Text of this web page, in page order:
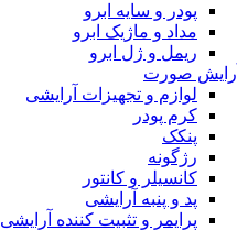
پودر و سایه ابرو
مداد و ماژیک ابرو
ریمل و ژل ابرو
آرایش صورت
لوازم و تجهیزات آرایشی
کرم پودر
پنکک
رژگونه
کانسیلر و کانتور
پد و پنبه آرایشی
پرایمر و تثبیت کننده آرایشی